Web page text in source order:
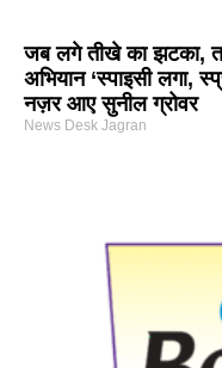
जब लगे तीखे का झटका,
अभियान ‘स्पाइसी लगा,
नज़र आए सुनील ग्रोवर
News Desk Jagran